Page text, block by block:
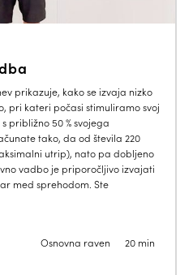
prikazuje, kako se izvaja nizko
pri kateri počasi stimuliramo svoj
približno 50 % svojega
tako, da od števila 220
utrip), nato pa dobljeno
vadbo je priporočljivo izvajati
med sprehodom. Ste
Osnovna raven 20 min